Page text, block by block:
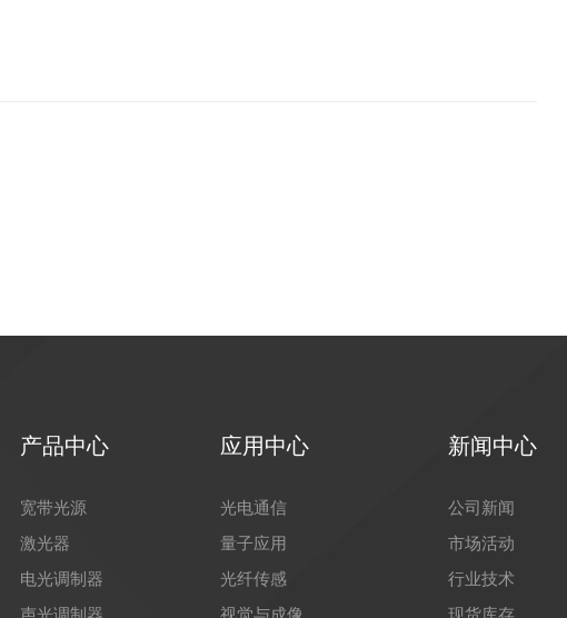
产品中心
宽带光源
激光器
电光调制器
应用中心
光电通信
量子应用
光纤传感
新闻中心
公司新闻
市场活动
行业技术